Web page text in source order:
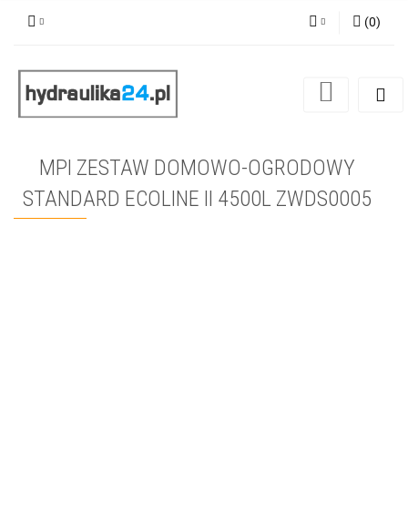
Zarejestruj się
(0)
MPI ZESTAW DOMOWO-OGRODOWY
STANDARD ECOLINE II 4500L ZWDS0005